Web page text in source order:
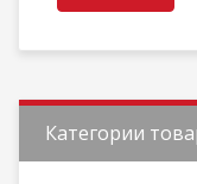
Категории